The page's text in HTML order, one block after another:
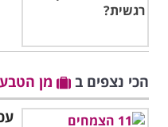
הכי נצפים ב
מן הטבע